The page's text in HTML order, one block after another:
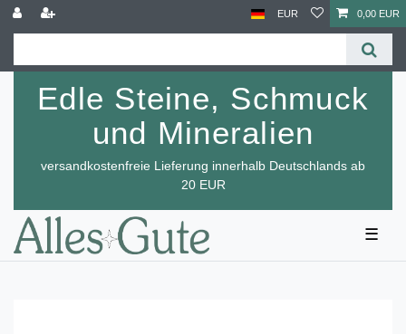
EUR 0,00 EUR
Edle Steine, Schmuck
und Mineralien
versandkostenfreie Lieferung innerhalb Deutschlands ab
20 EUR
☰